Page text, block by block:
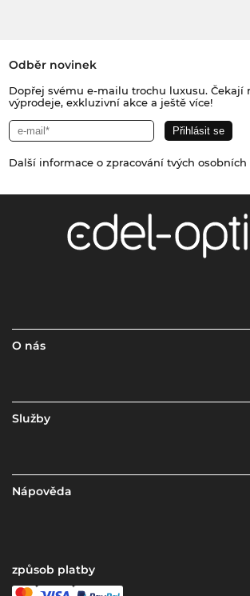
Odběr novinek
Dopřej svému e-mailu trochu luxusu. Čekají
výprodeje, exkluzivní akce a ještě více!
Další informace o zpracování tvých
O nás
Služby
Nápověda
způsob platby